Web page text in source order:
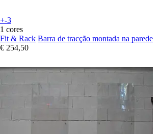
+-3
1 cores
Fit & Rack Barra de tracção montada na parede
€ 254,50